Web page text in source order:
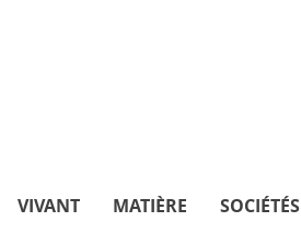
VIVANT MATIÈRE SOCIÉTÉS